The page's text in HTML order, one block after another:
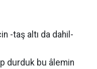
-taş altı da dahil-
durduk bu âlemin